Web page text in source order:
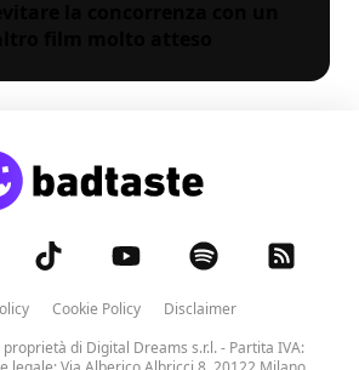
Cookie Policy
Disclaimer
di Digital Dreams s.r.l.- Partita IVA: